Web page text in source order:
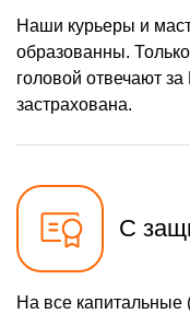
Наши курьеры и
образованны.
головой отвечают
застрахована.
С
На все капитальные